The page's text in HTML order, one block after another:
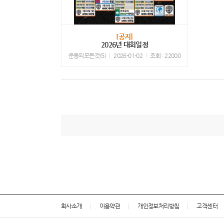
[공지]
2026년 대회일정
운동의모든것(5) 2026-01-02 조회 : 22000
회사소개 이용약관 개인정보처리방침 고객센터